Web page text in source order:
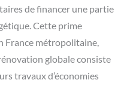
de financer une partie
Cette prime
France métropolitaine,
globale consiste
travaux d’économies